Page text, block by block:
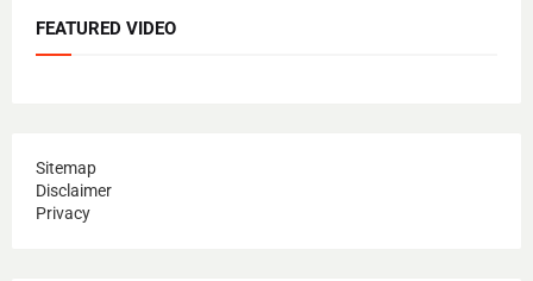
FEATURED VIDEO
Sitemap
Disclaimer
Privacy